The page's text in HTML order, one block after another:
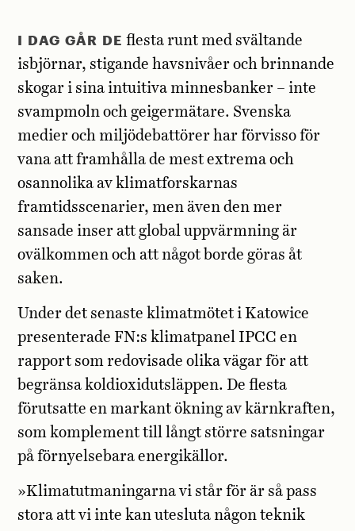
I DAG GÅR DE flesta runt med svältande
isbjörnar, stigande havsnivåer och brinnande
skogar i sina intuitiva minnesbanker – inte
svampmoln och geigermätare. Svenska
medier och miljödebattörer har förvisso för
vana att framhålla de mest extrema och
osannolika av klimatforskarnas
framtidsscenarier, men även den mer
sansade inser att global uppvärmning är
ovälkommen och att något borde göras åt
saken.
Under det senaste klimatmötet i Katowice
presenterade FN:s klimatpanel IPCC en
rapport som redovisade olika vägar för att
begränsa koldioxidutsläppen. De flesta
förutsatte en markant ökning av kärnkraften,
som komplement till långt större satsningar
på förnyelsebara energikällor.
»Klimatutmaningarna vi står för är så pass
stora att vi inte kan utesluta någon teknik